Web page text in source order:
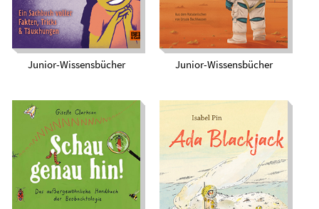
Junior-Wissensbücher Junior-Wissensbücher
Schau genau hin!
Das
außergewöhnliche
Ada Blackjack.
Überleben auf der